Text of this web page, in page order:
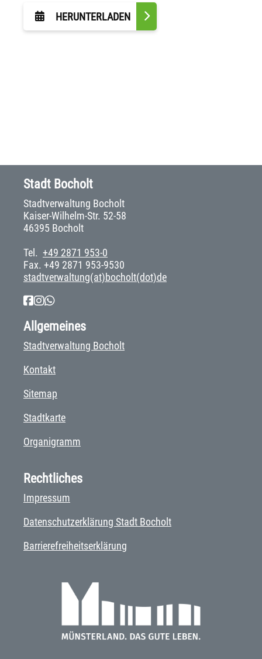
HERUNTERLADEN
Stadt Bocholt
Stadtverwaltung Bocholt
Kaiser-Wilhelm-Str. 52-58
46395 Bocholt
Tel. +49 2871 953-0
Fax. +49 2871 953-9530
stadtverwaltung(at)bocholt(dot)de
Allgemeines
Stadtverwaltung Bocholt
Kontakt
Sitemap
Stadtkarte
Organigramm
Rechtliches
Impressum
Datenschutzerklärung Stadt Bocholt
Barrierefreiheitserklärung